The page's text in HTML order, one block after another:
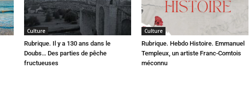
Culture
Rubrique. Il y a 130 ans dans le
Doubs… Des parties de pêche
fructueuses
Culture
Rubrique. Hebdo Histoire. Emmanuel
Templeux, un artiste Franc-Comtois
méconnu